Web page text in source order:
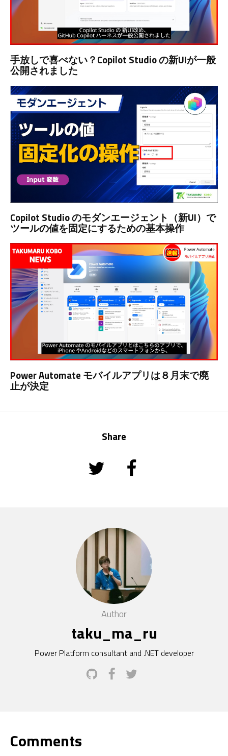
手放しで喜べない？Copilot Studio の新UIが一般
公開されました
Copilot Studio のモダンエージェント（新UI）で
ツールの値を固定にするための基本操作
Power Automate モバイルアプリは８月末で廃
止が決定
Share
Author
taku_ma_ru
Power Platform consultant and .NET developer
Comments